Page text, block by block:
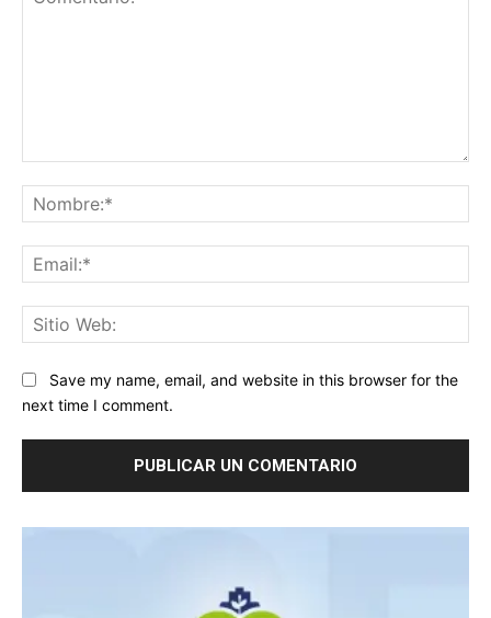
Save my name, email, and website in this browser for the
next time I comment.